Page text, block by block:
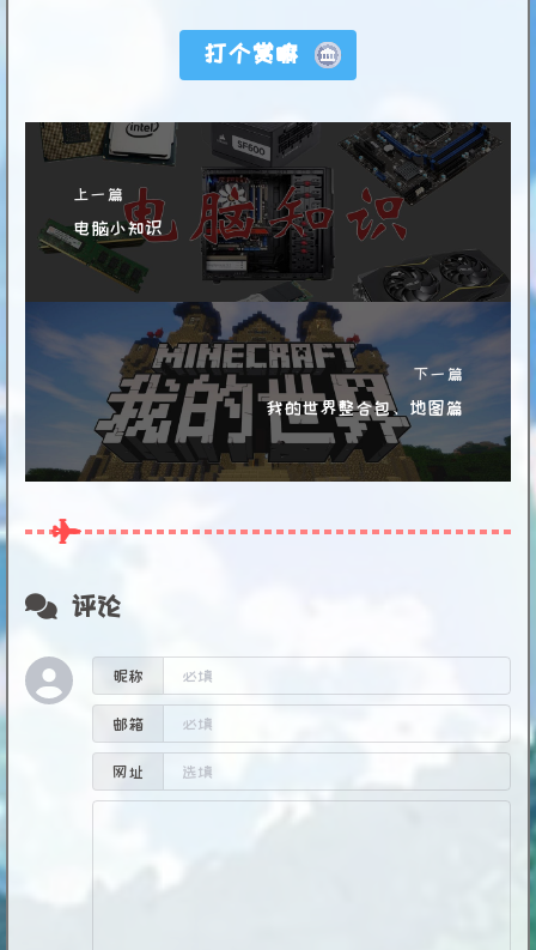
打个赏嘛
上一篇
电脑小知识
下一篇
我的世界整合包、地图篇
评论
昵称
邮箱
网址